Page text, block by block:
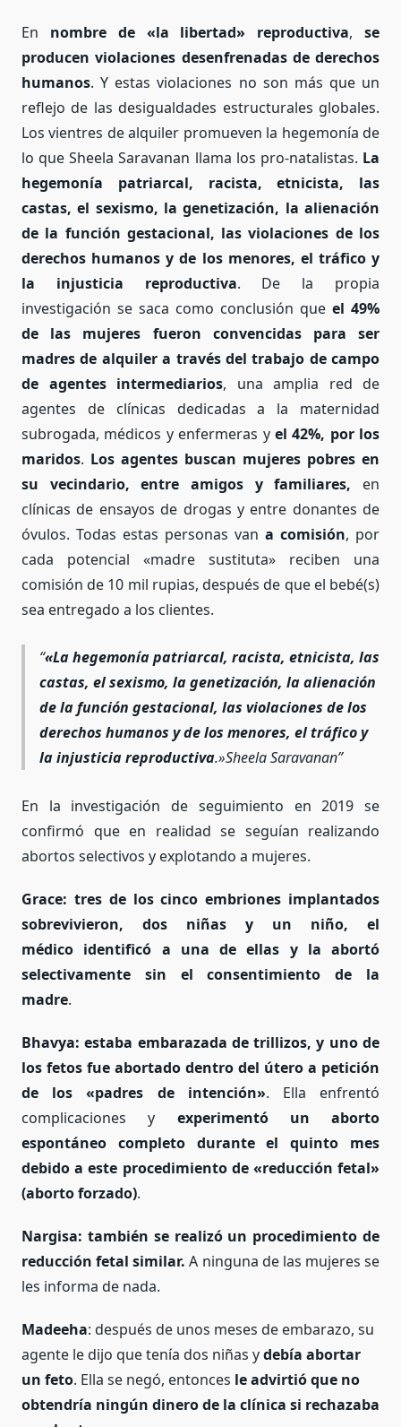
En nombre de «la libertad» reproductiva,se
producen violaciones desenfrenadas de derechos
humanos. Y estas violaciones no son más que un
reflejo de las desigualdades estructurales globales.
Los vientres de alquiler promueven la hegemonía de
lo que Sheela Saravanan llama los pro-natalistas. La
hegemonía patriarcal, racista, etnicista, las
castas, el sexismo, la genetización, la alienación
de la función gestacional, las violaciones de los
derechos humanos y de los menores, el tráfico y
la injusticia reproductiva. De la propia
investigación se saca como conclusión que el 49%
de las mujeres fueron convencidas para ser
madres de alquiler a través del trabajo de campo
de agentes intermediarios, una amplia red de
agentes de clínicas dedicadas a la maternidad
subrogada, médicos y enfermeras y el 42%, por los
maridos. Los agentes buscan mujeres pobres en
su vecindario, entre amigos y familiares, en
clínicas de ensayos de drogas y entre donantes de
óvulos. Todas estas personas van a comisión, por
cada potencial «madre sustituta» reciben una
comisión de 10 mil rupias, después de que el bebé(s)
sea entregado a los clientes.
«La hegemonía patriarcal, racista, etnicista, las
castas, el sexismo, la genetización, la alienación
de la función gestacional, las violaciones de los
derechos humanos y de los menores, el tráfico y
la injusticia reproductiva.»Sheela Saravanan
En la investigación de seguimiento en 2019 se
confirmó que en realidad se seguían realizando
abortos selectivos y explotando a mujeres.
Grace: tres de los cinco embriones implantados
sobrevivieron, dos niñas y un niño, el
médico identificó a una de ellas y la abortó
selectivamente sin el consentimiento de la
madre.
Bhavya: estaba embarazada de trillizos, y uno de
los fetos fue abortado dentro del útero a petición
de los «padres de intención». Ella enfrentó
complicaciones y experimentó un aborto
espontáneo completo durante el quinto mes
debido a este procedimiento de «reducción fetal»
(aborto forzado).
Nargisa: también se realizó un procedimiento de
reducción fetal similar.A ninguna de las mujeres se
les informa de nada.
Madeeha: después de unos meses de embarazo, su
agente le dijo que tenía dos niñas ydebía abortar
un feto. Ella se negó, entonces le advirtió que no
obtendría ningún dinero de la clínica si rechazaba